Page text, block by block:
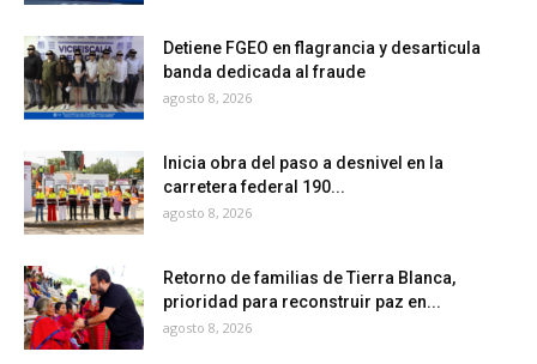
Detiene FGEO en flagrancia y desarticula
banda dedicada al fraude
agosto 8, 2026
Inicia obra del paso a desnivel en la
carretera federal 190...
agosto 8, 2026
Retorno de familias de Tierra Blanca,
prioridad para reconstruir paz en...
agosto 8, 2026